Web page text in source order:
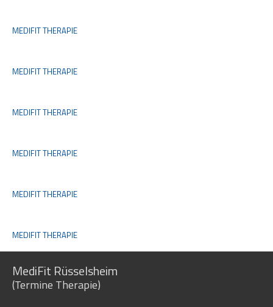
MEDIFIT THERAPIE
MEDIFIT THERAPIE
MEDIFIT THERAPIE
MEDIFIT THERAPIE
MEDIFIT THERAPIE
MEDIFIT THERAPIE
MediFit Rüsselsheim
(Termine Therapie)